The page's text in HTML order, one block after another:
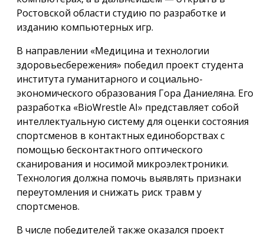
Ростовской области студию по разработке и
изданию компьютерных игр.
В направлении «Медицина и технологии
здоровьесбережения» победил проект студента
института гуманитарного и социально-
экономического образования Гора Даниеляна. Его
разработка «BioWrestle AI» представляет собой
интеллектуальную систему для оценки состояния
спортсменов в контактных единоборствах с
помощью бесконтактного оптического
сканирования и носимой микроэлектроники.
Технология должна помочь выявлять признаки
переутомления и снижать риск травм у
спортсменов.
В числе победителей также оказался проект